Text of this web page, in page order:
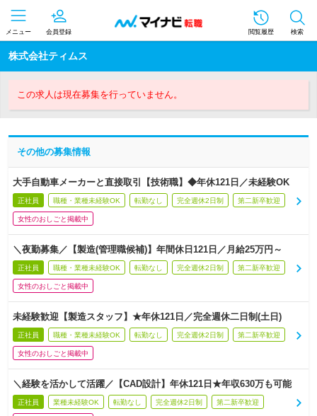
メニュー 会員登録 閲覧履歴 検索
株式会社ティムス
この求人は現在募集を行っていません。
その他の募集情報
大手自動車メーカーと直接取引【技術職】◆年休121日／未経験OK
正社員 職種・業種未経験OK 転勤なし 完全週休2日制 第二新卒歓迎
女性のおしごと掲載中
＼夜勤募集／【製造(管理職候補)】年間休日121日／月給25万円～
正社員 職種・業種未経験OK 転勤なし 完全週休2日制 第二新卒歓迎
女性のおしごと掲載中
未経験歓迎【製造スタッフ】★年休121日／完全週休二日制(土日)
正社員 職種・業種未経験OK 転勤なし 完全週休2日制 第二新卒歓迎
女性のおしごと掲載中
＼経験を活かして活躍／【CAD設計】年休121日★年収630万も可能
正社員 業種未経験OK 転勤なし 完全週休2日制 第二新卒歓迎